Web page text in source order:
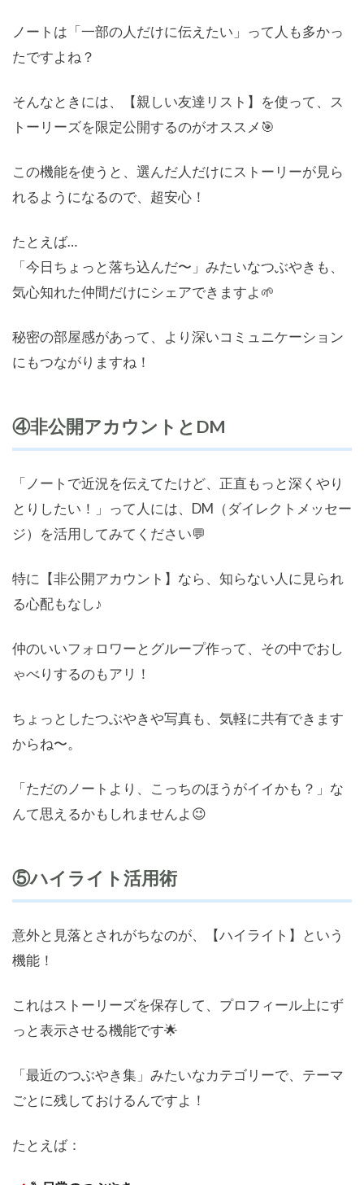
ノートは「一部の人だけに伝えたい」って人も多かっ
たですよね？
そんなときには、【親しい友達リスト】を使って、ス
トーリーズを限定公開するのがオススメ🎯
この機能を使うと、選んだ人だけにストーリーが見ら
れるようになるので、超安心！
たとえば…
「今日ちょっと落ち込んだ〜」みたいなつぶやきも、
気心知れた仲間だけにシェアできますよ🌱
秘密の部屋感があって、より深いコミュニケーション
にもつながりますね！
④非公開アカウントとDM
「ノートで近況を伝えてたけど、正直もっと深くやり
とりしたい！」って人には、DM（ダイレクトメッセー
ジ）を活用してみてください💬
特に【非公開アカウント】なら、知らない人に見られ
る心配もなし♪
仲のいいフォロワーとグループ作って、その中でおし
ゃべりするのもアリ！
ちょっとしたつぶやきや写真も、気軽に共有できます
からね〜。
「ただのノートより、こっちのほうがイイかも？」な
んて思えるかもしれませんよ😉
⑤ハイライト活用術
意外と見落とされがちなのが、【ハイライト】という
機能！
これはストーリーズを保存して、プロフィール上にず
っと表示させる機能です🌟
「最近のつぶやき集」みたいなカテゴリーで、テーマ
ごとに残しておけるんですよ！
たとえば：